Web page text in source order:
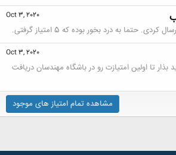
Oct 3, 2020
Oct 3, 2020
تا اولین امتیازت رو در باشگاه مهندسان دریافت
مشاهده تمام امتیاز های موجود